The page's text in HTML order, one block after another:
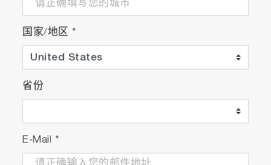
国家/地区 *
省份
E-Mail *